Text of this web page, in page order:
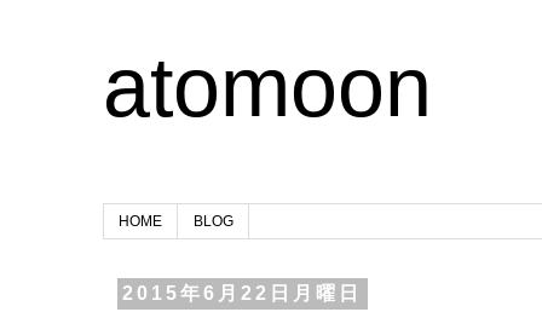
atomoon
HOME BLOG
2015年6月22日月曜日